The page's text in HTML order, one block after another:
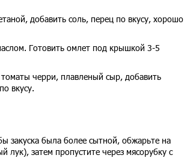
добавить соль, перец по вкусу, хорошо
Готовить омлет под крышкой 3-5
черри, плавленый сыр, добавить
вкусу.
закуска была более сытной, обжарьте на
затем пропустите через мясорубку с